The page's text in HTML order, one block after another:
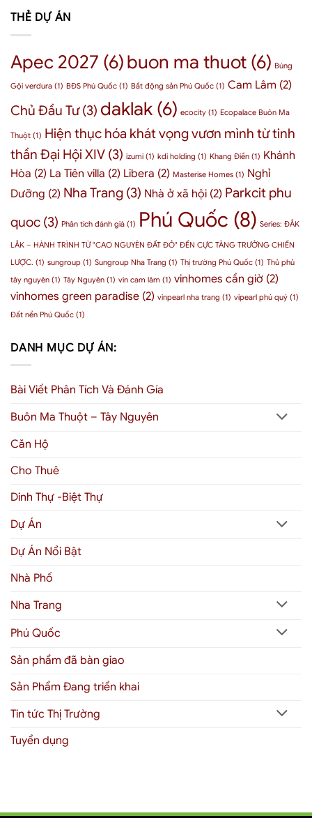
BMT
như
nào?
thầm
nhưng
quyền
lực
3
số
nội
chứng
hội
tư
Quốc
doanh
2026
THẺ DỰ ÁN
Apec 2027 (6)buon ma thuot (6) Búng
Gội verdura (1) BĐS Phú Quốc (1) Bất động sản Phú Quốc (1) Cam Lâm (2)
Chủ Đầu Tư(3) daklak (6) ecocity (1) Ecopalace Buôn Ma
Thuột (1) Hiện thục hóa khát vọng vươn mình từ tinh
thần Đại Hội XIV (3) izumi (1) kdi holding (1) Khang Điền (1) Khánh
Hòa (2) La Tiên villa (2) Libera (2) Masterise Homes (1) Nghỉ
Dưỡng (2) Nha Trang (3) Nhà ở xã hội (2) Parkcit phu
quoc (3) Phân tích đánh giá (1) Phú Quốc (8) Series: ĐẮK
LẮK – HÀNH TRÌNH TỪ "CAO NGUYÊN ĐẤT ĐỎ" ĐẾN CỰC TĂNG TRƯỞNG CHIẾN
LƯỢC. (1) sungroup (1) Sungroup Nha Trang (1) Thị trường Phú Quốc (1) Thủ phủ
tây nguyên (1) Tây Nguyên (1) vin cam lâm (1) vinhomes cần giờ (2)
vinhomes green paradise (2) vinpearl nha trang (1) vipearl phú quý (1)
Đất nền Phú Quốc (1)
DANH MỤC DỰ ÁN:
Bài Viết Phân Tích Và Đánh Gía
Buôn Ma Thuột – Tây Nguyên
Căn Hộ
Cho Thuê
Dinh Thự -Biệt Thự
Dự Án
Dự Án Nổi Bật
Nhà Phố
Nha Trang
Phú Quốc
Sản phẩm đã bàn giao
Sản Phẩm Đang triển khai
Tin tức Thị Trường
Tuyển dụng